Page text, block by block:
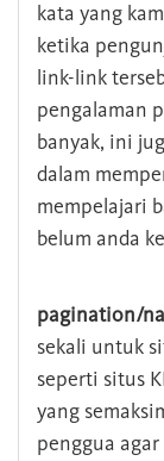
kata yang
ketika
link-link
pengalaman
banyak, ini
dalam
mempelajari
belum anda
pagination/
sekali untuk
seperti situs
yang
penggua